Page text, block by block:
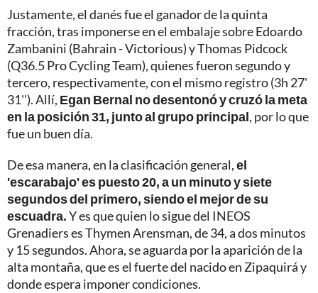
Justamente, el danés fue el ganador de la quinta
fracción, tras imponerse en el embalaje sobre Edoardo
Zambanini (Bahrain - Victorious) y Thomas Pidcock
(Q36.5 Pro Cycling Team), quienes fueron segundo y
tercero, respectivamente, con el mismo registro (3h 27'
31''). Allí, Egan Bernal no desentonó y cruzó la meta
en la posición 31, junto al grupo principal, por lo que
fue un buen día.
De esa manera, en la clasificación general,el
'escarabajo' es puesto 20, a un minuto y siete
segundos del primero, siendo el mejor de su
escuadra.Y es que quien lo sigue del INEOS
Grenadiers es Thymen Arensman, de 34, a dos minutos
y 15 segundos. Ahora, se aguarda por la aparición de la
alta montaña, que es el fuerte del nacido en Zipaquirá y
donde espera imponer condiciones.